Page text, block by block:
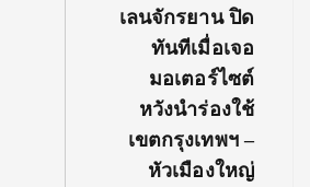
เลนจักรยาน ปิด
ทันทีเมื่อเจอ
มอเตอร์ไซต์
หวังนำร่องใช้
เขตกรุงเทพฯ –
หัวเมืองใหญ่